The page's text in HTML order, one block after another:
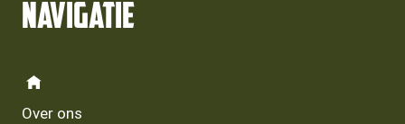
Navigatie
Over ons